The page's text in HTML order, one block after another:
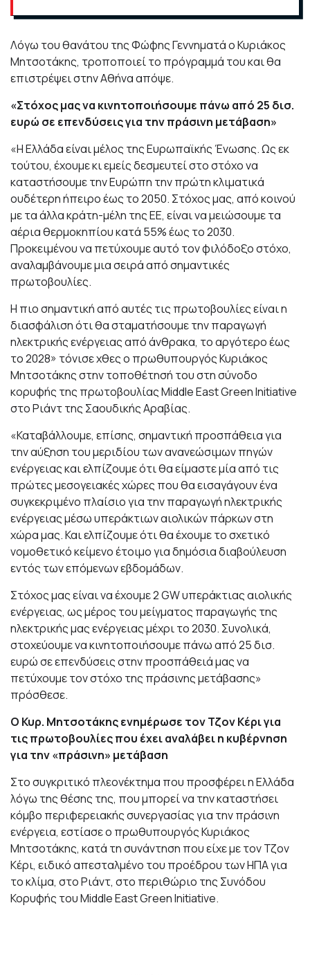
Λόγω του θανάτου της Φώφης Γεννηματά ο Κυριάκος
Μητσοτάκης, τροποποιεί το πρόγραμμά του και θα
επιστρέψει στην Αθήνα απόψε.
«Στόχος μας να κινητοποιήσουμε πάνω από 25 δισ.
ευρώ σε επενδύσεις για την πράσινη μετάβαση»
«Η Ελλάδα είναι μέλος της Ευρωπαϊκής Ένωσης. Ως εκ
τούτου, έχουμε κι εμείς δεσμευτεί στο στόχο να
καταστήσουμε την Ευρώπη την πρώτη κλιματικά
ουδέτερη ήπειρο έως το 2050. Στόχος μας, από κοινού
με τα άλλα κράτη-μέλη της ΕΕ, είναι να μειώσουμε τα
αέρια θερμοκηπίου κατά 55% έως το 2030.
Προκειμένου να πετύχουμε αυτό τον φιλόδοξο στόχο,
αναλαμβάνουμε μια σειρά από σημαντικές
πρωτοβουλίες.
Η πιο σημαντική από αυτές τις πρωτοβουλίες είναι η
διασφάλιση ότι θα σταματήσουμε την παραγωγή
ηλεκτρικής ενέργειας από άνθρακα, το αργότερο έως
το 2028» τόνισε χθες ο πρωθυπουργός Κυριάκος
Μητσοτάκης στην τοποθέτησή του στη σύνοδο
κορυφής της πρωτοβουλίας Middle East Green Initiative
στο Ριάντ της Σαουδικής Αραβίας.
«Καταβάλλουμε, επίσης, σημαντική προσπάθεια για
την αύξηση του μεριδίου των ανανεώσιμων πηγών
ενέργειας και ελπίζουμε ότι θα είμαστε μία από τις
πρώτες μεσογειακές χώρες που θα εισαγάγουν ένα
συγκεκριμένο πλαίσιο για την παραγωγή ηλεκτρικής
ενέργειας μέσω υπεράκτιων αιολικών πάρκων στη
χώρα μας. Και ελπίζουμε ότι θα έχουμε το σχετικό
νομοθετικό κείμενο έτοιμο για δημόσια διαβούλευση
εντός των επόμενων εβδομάδων.
Στόχος μας είναι να έχουμε 2 GW υπεράκτιας αιολικής
ενέργειας, ως μέρος του μείγματος παραγωγής της
ηλεκτρικής μας ενέργειας μέχρι το 2030. Συνολικά,
στοχεύουμε να κινητοποιήσουμε πάνω από 25 δισ.
ευρώ σε επενδύσεις στην προσπάθειά μας να
πετύχουμε τον στόχο της πράσινης μετάβασης»
πρόσθεσε.
Ο Κυρ. Μητσοτάκης ενημέρωσε τον Τζον Κέρι για
τις πρωτοβουλίες που έχει αναλάβει η κυβέρνηση
για την «πράσινη» μετάβαση
Στο συγκριτικό πλεονέκτημα που προσφέρει η Ελλάδα
λόγω της θέσης της, που μπορεί να την καταστήσει
κόμβο περιφερειακής συνεργασίας για την πράσινη
ενέργεια, εστίασε ο πρωθυπουργός Κυριάκος
Μητσοτάκης, κατά τη συνάντηση που είχε με τον Τζον
Κέρι, ειδικό απεσταλμένο του προέδρου των ΗΠΑ για
το κλίμα, στο Ριάντ, στο περιθώριο της Συνόδου
Κορυφής του Middle East Green Ιnitiative.